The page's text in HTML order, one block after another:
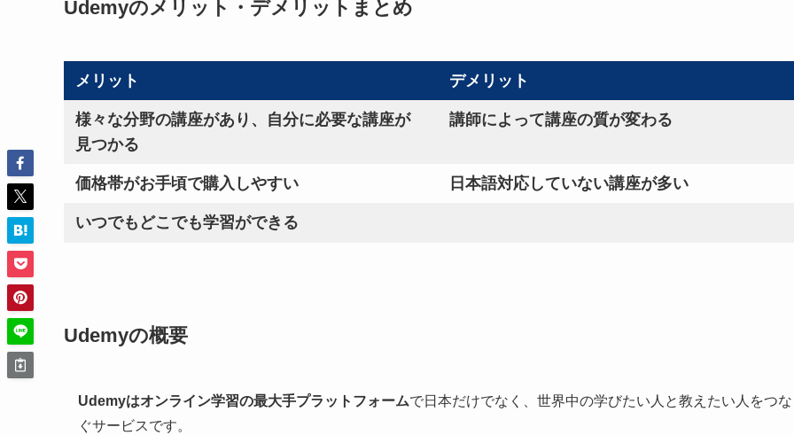
Udemyのメリット・デメリットまとめ
メリット デメリット
様々な分野の講座があり、自分に必要な講座が
見つかる
講師によって講座の質が変わる
価格帯がお手頃で購入しやすい 日本語対応していない講座が多い
いつでもどこでも学習ができる
Udemyの概要
Udemyはオンライン学習の最大手プラットフォームで日本だけでなく、世界中の学びたい人と教えたい人をつな
ぐサービスです。